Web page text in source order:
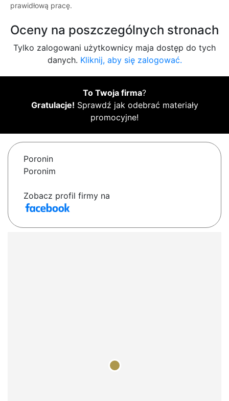
prawidłową pracę.
Oceny na poszczególnych stronach
Tylko zalogowani użytkownicy maja dostęp do tych
danych. Kliknij, aby się zalogować.
To Twoja firma?
Gratulacje! Sprawdź jak odebrać materiały
promocyjne!
Poronin
Poronim
Zobacz profil firmy na